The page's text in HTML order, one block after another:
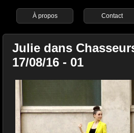
À propos Contact
Julie dans
17/08/16 - 01